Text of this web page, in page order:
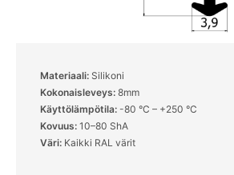
Yritys
Yhteystiedot
Materiaali: Silikoni
Kokonaisleveys: 8mm
Käyttölämpötila: -80 °C – +250 °C
Kovuus: 10–80 ShA
Väri: Kaikki RAL värit